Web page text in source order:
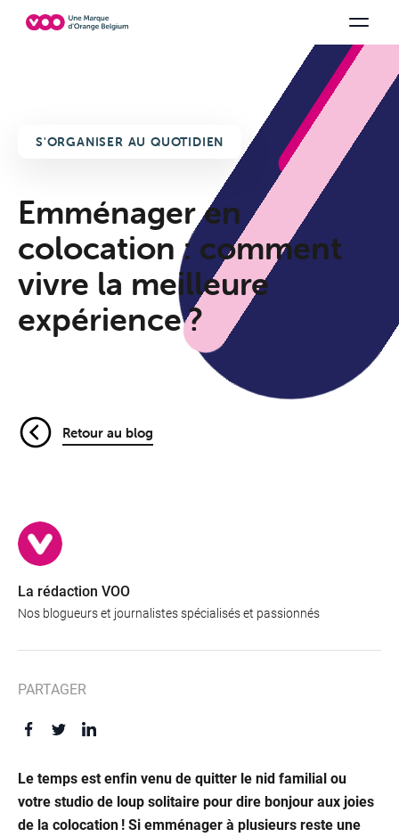
Offres
&
Voir tous les packs Be tv
S'ORGANISER AU QUOTIDIEN
Emménager en
colocation : comment
vivre la meilleure
expérience ?
Le temps est enfin venu de quitter le nid familial ou
votre studio de loup solitaire pour dire bonjour aux joies
de la colocation ! Si emménager à plusieurs reste une
Retour au blog
La rédaction VOO
Nos blogueurs et journalistes spécialisés et passionnés
PARTAGER